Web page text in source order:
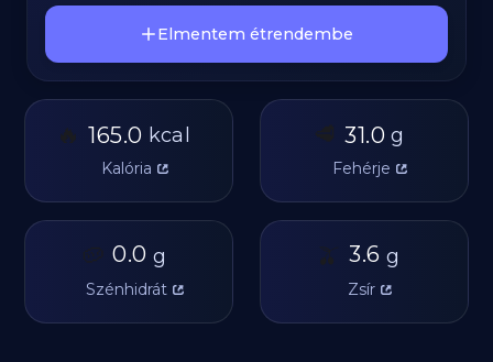
Elmentem étrendembe
🔥 165.0 kcal
Kalória
🥩 31.0 g
Fehérje
🥔 0.0 g
Szénhidrát
🫒 3.6 g
Zsír